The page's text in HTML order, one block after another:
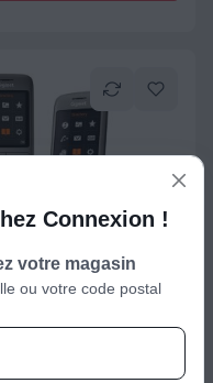
ANTHRACITE
Connexion !
votre magasin
ou votre code postal